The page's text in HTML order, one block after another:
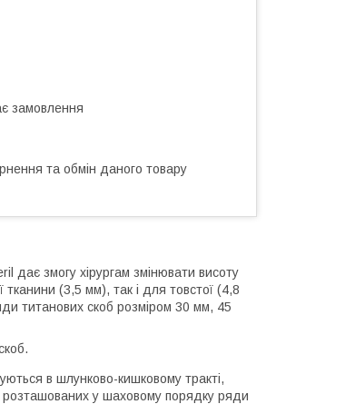
замовлення
та обмін даного товару
дає змогу хірургам змінювати висоту
(3,5 мм), так і для товстої (4,8
титанових скоб розміром 30 мм, 45
в шлунково-кишковому тракті,
розташованих у шаховому порядку ряди